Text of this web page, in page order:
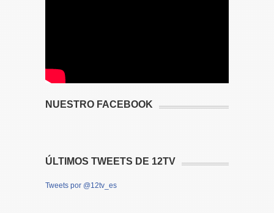
NUESTRO FACEBOOK
ÚLTIMOS TWEETS DE 12TV
Tweets por @12tv_es